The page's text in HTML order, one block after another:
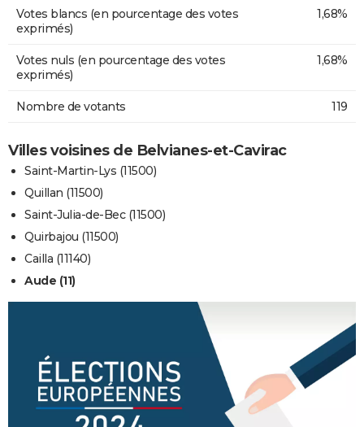
Votes blancs (en pourcentage des votes
exprimés)
1,68%
Votes nuls (en pourcentage des votes
exprimés)
1,68%
Nombre de votants 119
Villes voisines de Belvianes-et-Cavirac
Saint-Martin-Lys (11500)
Quillan (11500)
Saint-Julia-de-Bec (11500)
Quirbajou (11500)
Cailla (11140)
Aude (11)